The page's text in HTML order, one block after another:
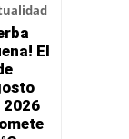
El
2026